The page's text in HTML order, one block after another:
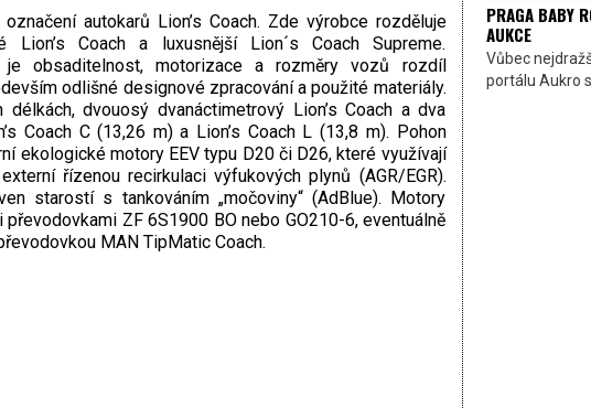
autokarů Lion’s Coach. Zde výrobce rozděluje
Lion’s Coach a luxusnější Lion´s Coach Supreme.
je obsaditelnost, motorizace a rozměry vozů rozdíl
odlišné designové zpracování a použité materiály.
dvouosý dvanáctimetrový Lion’s Coach a dva
Coach C (13,26 m) a Lion’s Coach L (13,8 m). Pohon
ekologické motory EEV typu D20 či D26, které využívají
řízenou recirkulaci výfukových plynů (AGR/EGR).
starostí s tankováním „močoviny“ (AdBlue). Motory
ZF 6S1900 BO nebo GO210-6, eventuálně
MAN TipMatic Coach.
PRAGA BABY
AUKCE
Vůbec
portálu Aukro